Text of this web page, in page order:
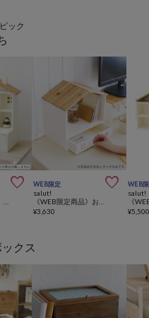
ック
 WEB限定 
salut!
¥3,630
WEB
salut!
¥
クス